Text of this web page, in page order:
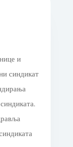
и
синдикат